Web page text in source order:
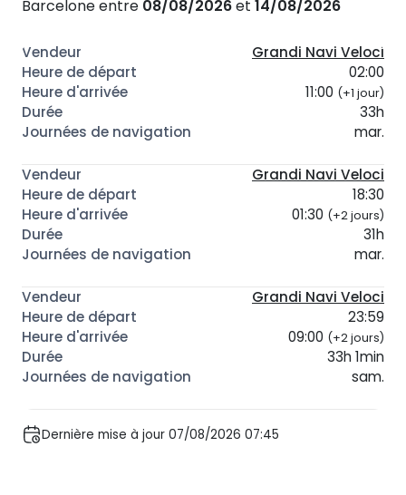
Barcelone entre 08/08/2026et 14/08/2026
Grandi Navi Veloci
02:00
11:00 (+1 jour)
33h
mar.
Grandi Navi Veloci
18:30
01:30 (+2 jours)
31h
mar.
Grandi Navi Veloci
23:59
09:00 (+2 jours)
33h 1min
sam.
Dernière mise à jour 07/08/2026 07:45